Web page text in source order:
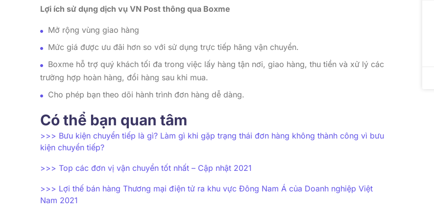
Lợi ích sử dụng dịch vụ VN Post thông qua Boxme
Mở rộng vùng giao hàng
Mức giá được ưu đãi hơn so với sử dụng trực tiếp hãng vận chuyển.
Boxme hỗ trợ quý khách tối đa trong việc lấy hàng tận nơi, giao hàng, thu tiền và xử lý các
trường hợp hoàn hàng, đổi hàng sau khi mua.
Cho phép bạn theo dõi hành trình đơn hàng dễ dàng.
Có thể bạn quan tâm
>>> Bưu kiện chuyển tiếp là gì? Làm gì khi gặp trạng thái đơn hàng không thành công vì bưu
kiện chuyển tiếp?
>>> Top các đơn vị vận chuyển tốt nhất – Cập nhật 2021
>>> Lợi thế bán hàng Thương mại điện tử ra khu vực Đông Nam Á của Doanh nghiệp Việt
Nam 2021